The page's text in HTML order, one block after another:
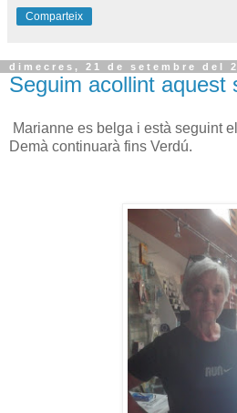
Comparteix
dimecres, 21 de setembre del
Seguim acollint aquest
Marianne es belga i està seguint
Demà continuarà fins Verdú.